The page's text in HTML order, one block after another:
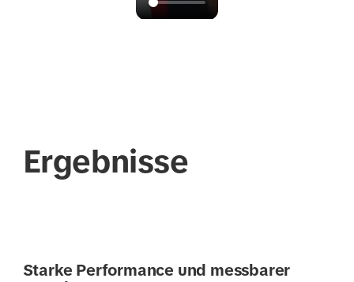
Ergebnisse
Starke Performance und messbarer